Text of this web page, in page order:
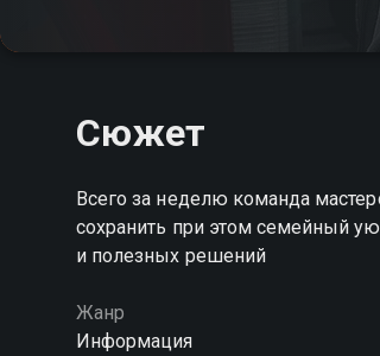
Сюжет
Всего за неделю команда
сохранить при этом семейный
и полезных решений
Жанр
Информация